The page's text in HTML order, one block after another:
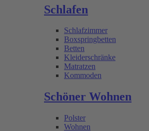
Schlafen
Schlafzimmer
Boxspringbetten
Betten
Kleiderschränke
Matratzen
Kommoden
Schöner Wohnen
Polster
Wohnen